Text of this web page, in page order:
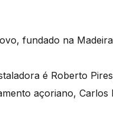
fundado na
é Roberto
açoriano, Carlos